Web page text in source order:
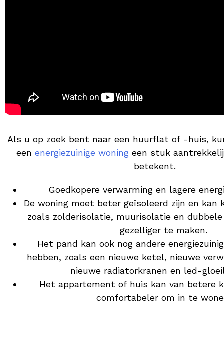
Als u op zoek bent naar een huurflat of -huis,
een energiezuinige woningeen stuk
betekent.
Goedkopere verwarming en lagere
De woning moet beter geïsoleerd zijn en kan
zoals zolderisolatie, muurisolatie en
gezelliger te maken.
Het pand kan ook nog andere
hebben, zoals een nieuwe ketel, nieuwe
nieuwe radiatorkranen en led-
Het appartement of huis kan van betere
comfortabeler om in te